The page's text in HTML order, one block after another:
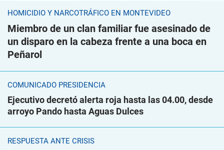
HOMICIDIO Y NARCOTRÁFICO EN MONTEVIDEO
Miembro de un clan familiar fue asesinado de
un disparo en la cabeza frente a una boca en
Peñarol
COMUNICADO PRESIDENCIA
Ejecutivo decretó alerta roja hasta las 04.00, desde
arroyo Pando hasta Aguas Dulces
RESPUESTA ANTE CRISIS